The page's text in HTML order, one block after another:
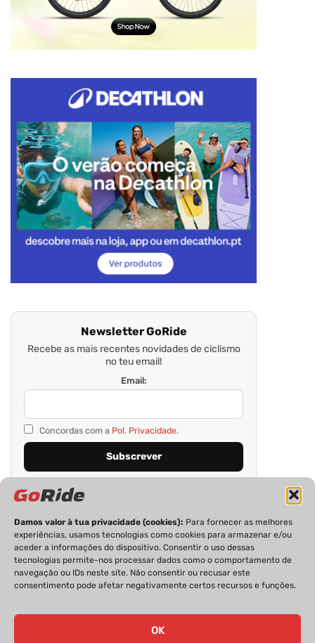
Damos valor à tua privacidade (cookies): Para fornecer as melhores
experiências, usamos tecnologias como cookies para armazenar e/ou
aceder a informações do dispositivo. Consentir o uso dessas
tecnologias permite-nos processar dados como o comportamento de
navegação ou IDs neste site. Não consentir ou recusar este
consentimento pode afetar negativamente certos recursos e funções.
OK
Newsletter GoRide
Recebe as mais recentes novidades de ciclismo
no teu email!
Email:
Concordas com a Pol. Privacidade.
PRIVACIDADE FICHA TÉCNICA
ESTATUTO EDITORIAL